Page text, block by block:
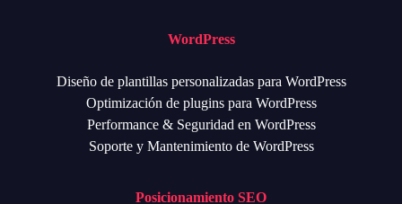
WordPress
Diseño de plantillas personalizadas para WordPress
Optimización de plugins para WordPress
Performance & Seguridad en WordPress
Soporte y Mantenimiento de WordPress
Posicionamiento SEO